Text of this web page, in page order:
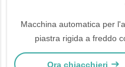
Macchina automatica per
piastra rigida a freddo
servomotore da 7,5 kW 26
Ora chiacchieri